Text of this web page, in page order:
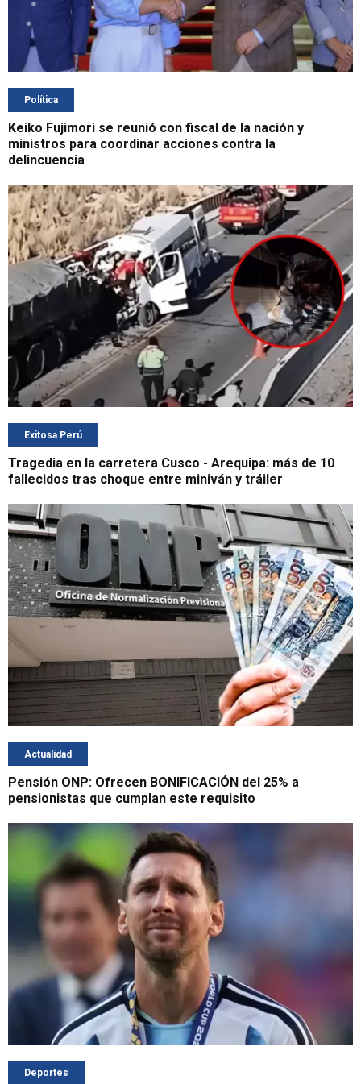
Política
Keiko Fujimori se reunió con fiscal de la nación y
ministros para coordinar acciones contra la
delincuencia
Exitosa Perú
Tragedia en la carretera Cusco - Arequipa: más de 10
fallecidos tras choque entre miniván y tráiler
Actualidad
Pensión ONP: Ofrecen BONIFICACIÓN del 25% a
pensionistas que cumplan este requisito
Deportes